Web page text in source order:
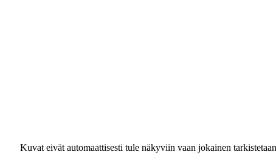
Kuvat eivät automaattisesti tule näkyviin vaan jokainen